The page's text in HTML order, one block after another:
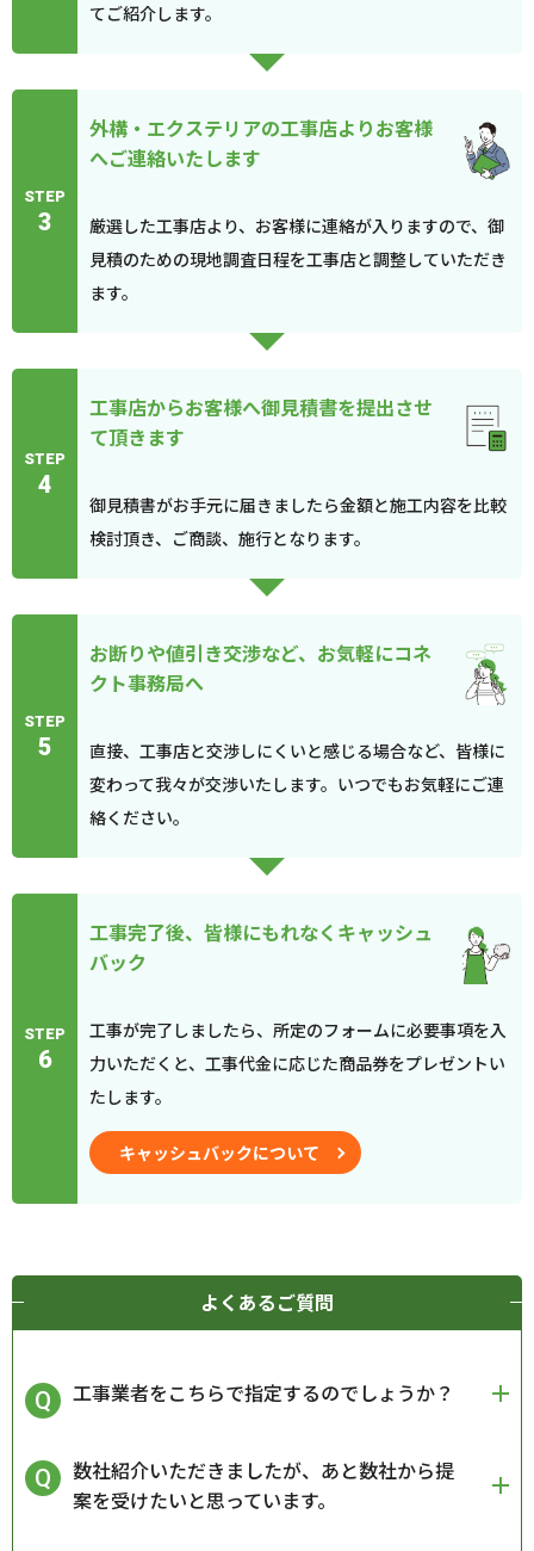
てご紹介します。
STEP
3
外構・エクステリアの工事店よりお客様
へご連絡いたします
厳選した工事店より、お客様に連絡が入りますので、御
見積のための現地調査日程を工事店と調整していただき
ます。
STEP
4
工事店からお客様へ御見積書を提出させ
て頂きます
御見積書がお手元に届きましたら金額と施工内容を比較
検討頂き、ご商談、施行となります。
STEP
5
お断りや値引き交渉など、お気軽にコネ
クト事務局へ
直接、工事店と交渉しにくいと感じる場合など、皆様に
変わって我々が交渉いたします。いつでもお気軽にご連
絡ください。
STEP
6
工事完了後、皆様にもれなくキャッシュ
バック
工事が完了しましたら、所定のフォームに必要事項を入
力いただくと、工事代金に応じた商品券をプレゼントい
たします。
キャッシュバックについて
よくあるご質問
工事業者をこちらで指定するのでしょうか？
数社紹介いただきましたが、あと数社から提
案を受けたいと思っています。